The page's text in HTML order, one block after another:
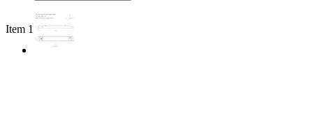
Item 1 of 2